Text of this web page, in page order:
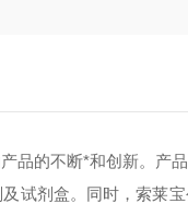
品的不断*和创新。产
试剂盒。同时，索莱